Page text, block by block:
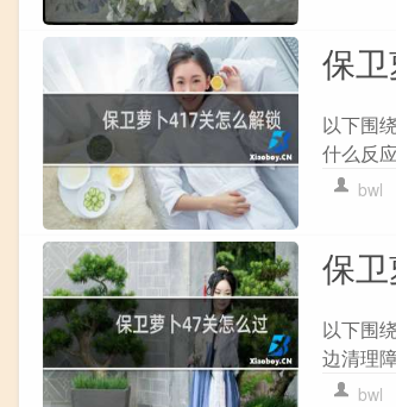
保
以下围
什么反
bwl
保
以下围
边清理
bwl